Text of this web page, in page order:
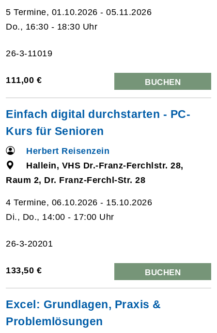
5 Termine, 01.10.2026 - 05.11.2026
Do., 16:30 - 18:30 Uhr
26-3-11019
111,00 € BUCHEN
Einfach digital durchstarten - PC-
Kurs für Senioren
Herbert Reisenzein
Hallein, VHS Dr.-Franz-Ferchlstr. 28,
Raum 2, Dr. Franz-Ferchl-Str. 28
4 Termine, 06.10.2026 - 15.10.2026
Di., Do., 14:00 - 17:00 Uhr
26-3-20201
133,50 € BUCHEN
Excel: Grundlagen, Praxis &
Problemlösungen